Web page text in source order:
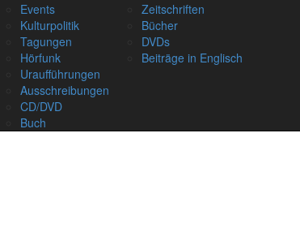
Events
Kulturpolitik
Tagungen
Hörfunk
Uraufführungen
Ausschreibungen
CD/DVD
Buch
Zeitschriften
Bücher
DVDs
Beiträge in Englisch